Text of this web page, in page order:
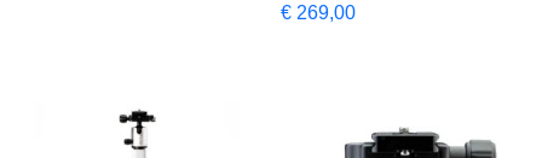
€ 269,00